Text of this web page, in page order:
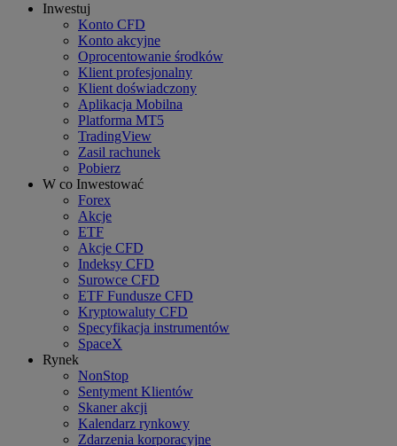
Inwestuj
Konto CFD
Konto akcyjne
Oprocentowanie środków
Klient profesjonalny
Klient doświadczony
Aplikacja Mobilna
Platforma MT5
TradingView
Zasil rachunek
Pobierz
W co Inwestować
Forex
Akcje
ETF
Akcje CFD
Indeksy CFD
Surowce CFD
ETF Fundusze CFD
Kryptowaluty CFD
Specyfikacja instrumentów
SpaceX
Rynek
NonStop
Sentyment Klientów
Skaner akcji
Kalendarz rynkowy
Zdarzenia korporacyjne